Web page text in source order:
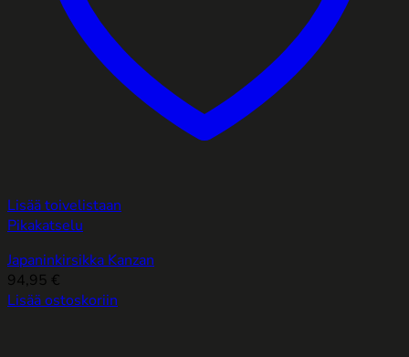
Lisää toivelistaan
Pikakatselu
Japaninkirsikka Kanzan
94,95 €
Lisää ostoskoriin